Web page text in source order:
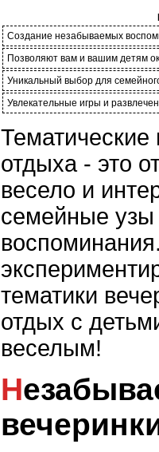
Создание незабываемых
Позволяют вам и вашим детям
Уникальный выбор для
Увлекательные игры и
Тематические
отдыха - это
весело и
семейные узы
тематики
отдых с
веселым!
Незабываемые тематические